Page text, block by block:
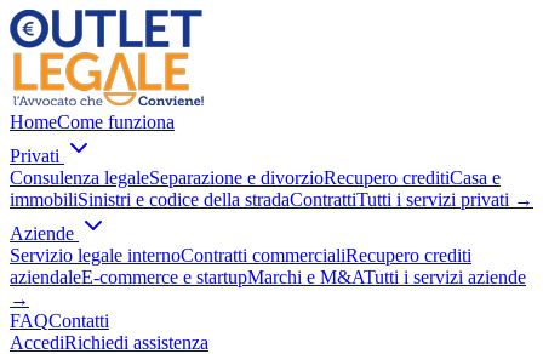
HomeCome funziona
Privati
Consulenza legaleSeparazione e divorzioRecupero creditiCasa e
immobiliSinistri e codice della stradaContrattiTutti i servizi privati →
Aziende
Servizio legale internoContratti commercialiRecupero crediti
aziendaleE-commerce e startupMarchi e M&ATutti i servizi aziende
→
FAQContatti
AccediRichiedi assistenza